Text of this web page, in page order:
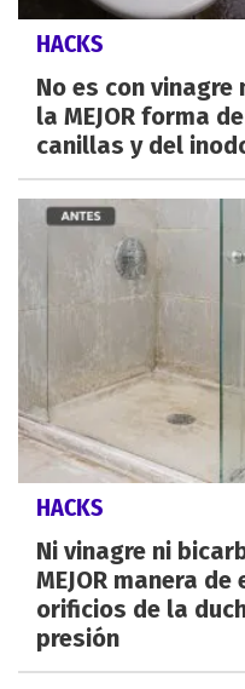
HACKS
No es con
la MEJOR forma
canillas y del
HACKS
Ni vinagre ni
MEJOR manera
orificios de la
presión